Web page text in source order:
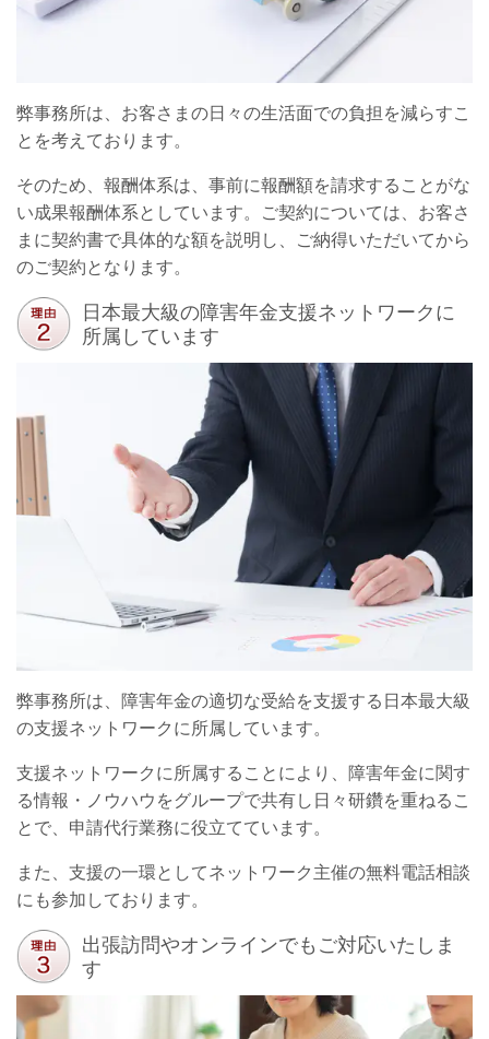
弊事務所は、お客さまの日々の生活面での負担を減らすこ
とを考えております。
そのため、報酬体系は、事前に報酬額を請求することがな
い成果報酬体系としています。ご契約については、お客さ
まに契約書で具体的な額を説明し、ご納得いただいてから
のご契約となります。
日本最大級の障害年金支援ネットワークに
所属しています
弊事務所は、障害年金の適切な受給を支援する日本最大級
の支援ネットワークに所属しています。
支援ネットワークに所属することにより、障害年金に関す
る情報・ノウハウをグループで共有し日々研鑽を重ねるこ
とで、申請代行業務に役立てています。
また、支援の一環としてネットワーク主催の無料電話相談
にも参加しております。
出張訪問やオンラインでもご対応いたしま
す